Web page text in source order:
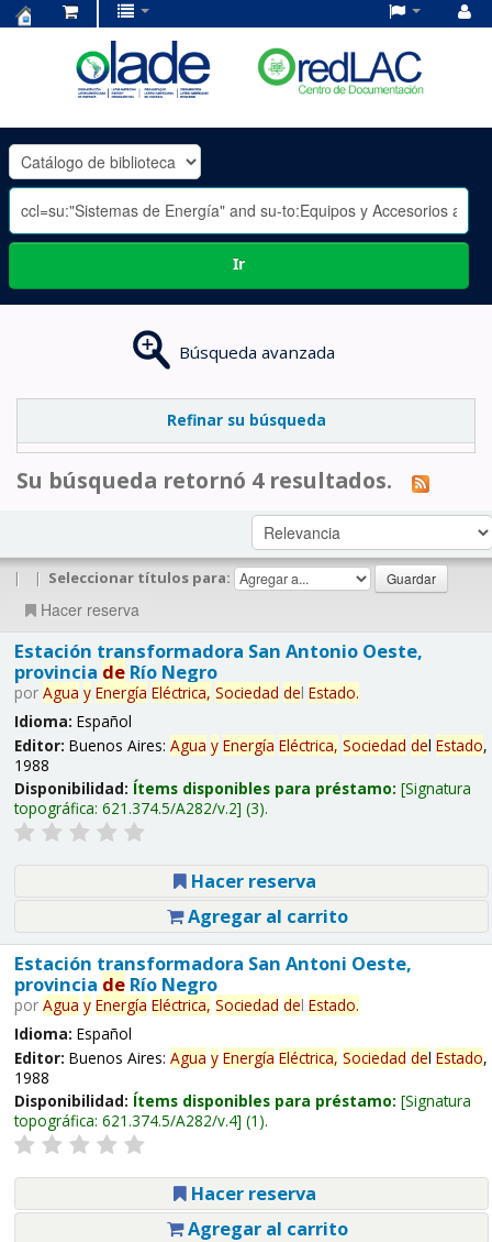
OLADE
-
Ir
Búsqueda avanzada
Refinar su búsqueda
Su búsqueda retornó 4 resultados.
| | Seleccionar títulos para:
Hacer reserva
Estación transformadora San Antonio Oeste,
provincia deRío Negro
por Agua y Energía Eléctrica, Sociedad del Estado.
Idioma: Español
Editor: Buenos Aires: Agua y Energía Eléctrica, Sociedad del Estado,
1988
Disponibilidad: Ítems disponibles para préstamo: Signatura
topográfica: 621.374.5/A282/v.2 (3).
Hacer reserva
Agregar al carrito
Estación transformadora San Antoni Oeste,
provincia deRío Negro
por Agua y Energía Eléctrica, Sociedad del Estado.
Idioma: Español
Editor: Buenos Aires: Agua y Energía Eléctrica, Sociedad del Estado,
1988
Disponibilidad: Ítems disponibles para préstamo: Signatura
topográfica: 621.374.5/A282/v.4 (1).
Hacer reserva
Agregar al carrito